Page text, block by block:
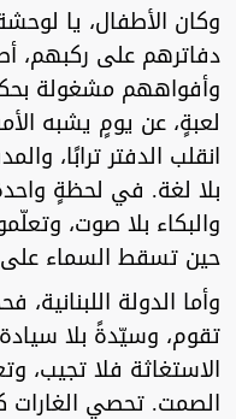
وكان الأطفال، يا
دفاترهم على ركبهم،
وأفواههم مشغولة
لعبةٍ، عن يومٍ يشبه
انقلب الدفتر ترابًا،
بلا لغة. في لحظةٍ
والبكاء بلا صوت،
حين تسقط السماء على
وأما الدولة
تقوم، وسيّدةً بلا
الاستغاثة فلا تجيب،
الصمت. تحصي الغارات